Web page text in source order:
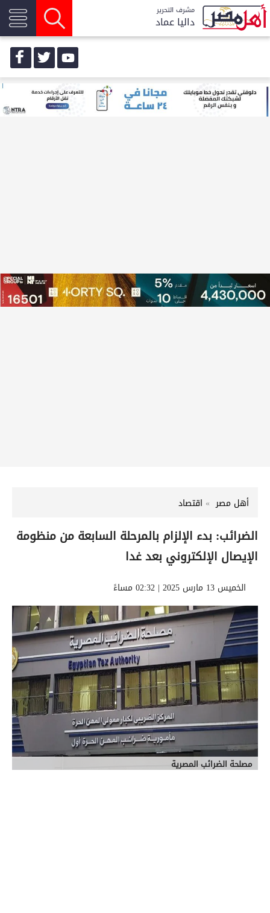
مشرف التحرير
داليا عماد
أهل مصر اقتصاد
الضرائب: بدء الإلزام بالمرحلة السابعة من منظومة
الإيصال الإلكتروني بعد غدا
الخميس 13 مارس 2025 | 02:32 مساءً
مصلحة الضرائب المصرية